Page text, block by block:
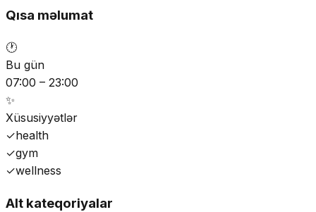
Qısa məlumat
🕐
Bu gün
07:00 – 23:00
✨
Xüsusiyyətlər
✓health
✓gym
✓wellness
Alt kateqoriyalar